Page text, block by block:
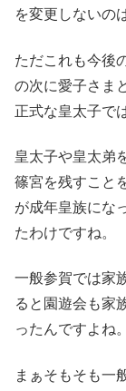
を変更しないの
ただこれも今後
の次に愛子さま
正式な皇太子で
皇太子や皇太弟
篠宮を残すこと
が成年皇族にな
たわけですね。
一般参賀では家
ると園遊会も家
ったんですよね。
まぁそもそも一